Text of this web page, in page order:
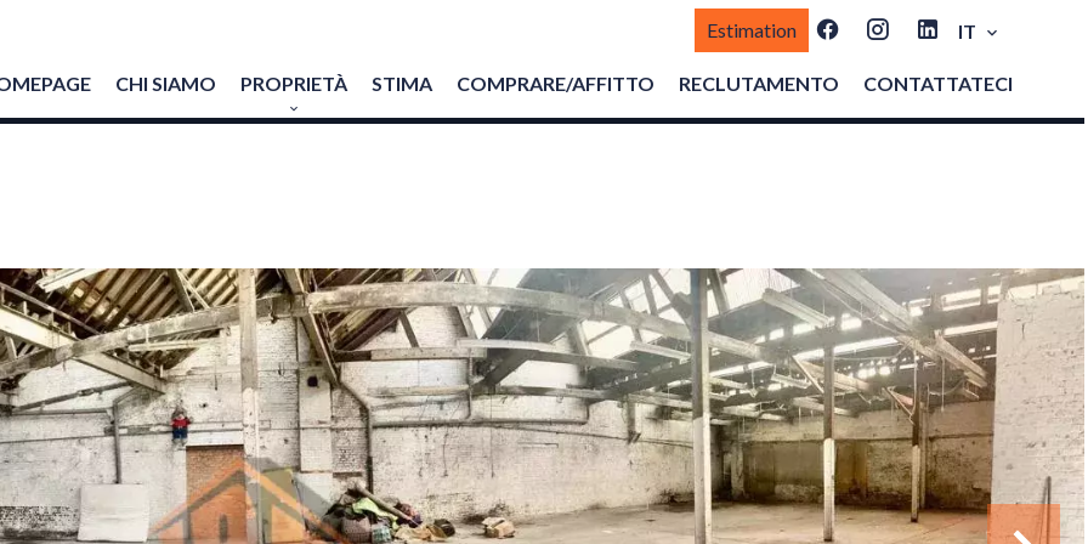
Estimation IT
CHI SIAMO PROPRIETÀ STIMA COMPRARE/AFFITTO RECLUTAMENTO CONTATTATECI